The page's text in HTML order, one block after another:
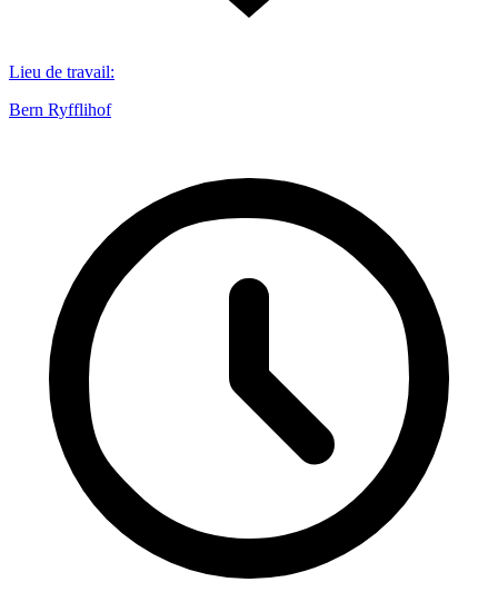
Lieu de travail:
Bern Ryfflihof